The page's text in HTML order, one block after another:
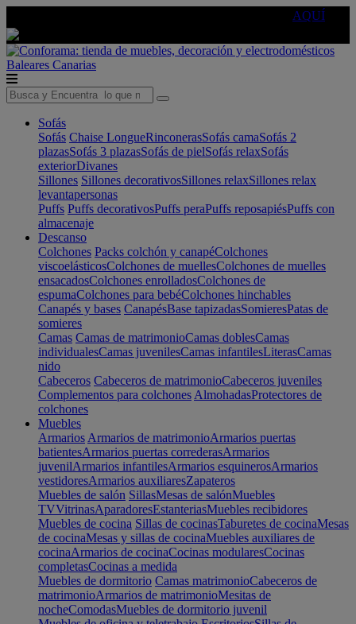
AQUÍ
Baleares Canarias
Sofás
Sofás Chaise LongueRinconerasSofás camaSofás 2
plazasSofás 3 plazasSofás de pielSofás relaxSofás
exteriorDivanes
Sillones Sillones decorativosSillones relaxSillones relax
levantapersonas
Puffs Puffs decorativosPuffs peraPuffs reposapiésPuffs con
almacenaje
Descanso
Colchones Packs colchón y canapéColchones
viscoelásticosColchones de muellesColchones de muelles
ensacadosColchones enrolladosColchones de
espumaColchones para bebéColchones hinchables
Canapés y bases CanapésBase tapizadasSomieresPatas de
somieres
Camas Camas de matrimonioCamas doblesCamas
individualesCamas juvenilesCamas infantilesLiterasCamas
nido
Cabeceros Cabeceros de matrimonioCabeceros juveniles
Complementos para colchones AlmohadasProtectores de
colchones
Muebles
Armarios Armarios de matrimonioArmarios puertas
batientesArmarios puertas correderasArmarios
juvenilArmarios infantilesArmarios esquinerosArmarios
vestidoresArmarios auxiliaresZapateros
Muebles de salón SillasMesas de salónMuebles
TVVitrinasAparadoresEstanteriasMuebles recibidores
Muebles de cocina Sillas de cocinasTaburetes de cocinaMesas
de cocinaMesas y sillas de cocinaMuebles auxiliares de
cocinaArmarios de cocinaCocinas modularesCocinas
completasCocinas a medida
Muebles de dormitorio Camas matrimonioCabeceros de
matrimonioArmarios de matrimonioMesitas de
nocheComodasMuebles de dormitorio juvenil